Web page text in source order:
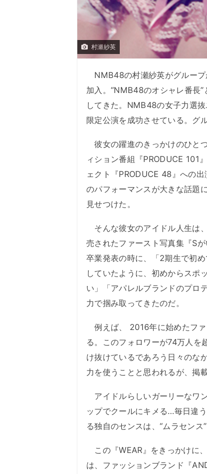
村瀬紗英
NMB48の村瀬紗英がグループ
加入。“NMB48のオシャレ番長
してきた。NMB48の女子力選
限定公演を成功させている。グ
彼女の躍進のきっかけのひと
ィション番組『PRODUCE 101
ェクト『PRODUCE 48』への
のパフォーマンスが大きな話題
見せつけた。
そんな彼女のアイドル人生は
売されたファースト写真集『S
卒業発表の時に、「2期生で初
していたように、初めからスポ
い」「アパレルブランドのプロ
力で掴み取ってきたのだ。
例えば、 2016年に始めたファ
る。このフォロワーが74万人を
け抜けているであろう日々のな
力を使うことと思われるが、掲
アイドルらしいガーリーなワ
ップでクールにキメる…毎日違
る独自のセンスは、“ムラセンス
この『WEAR』をきっかけに
は、ファッションブランド『